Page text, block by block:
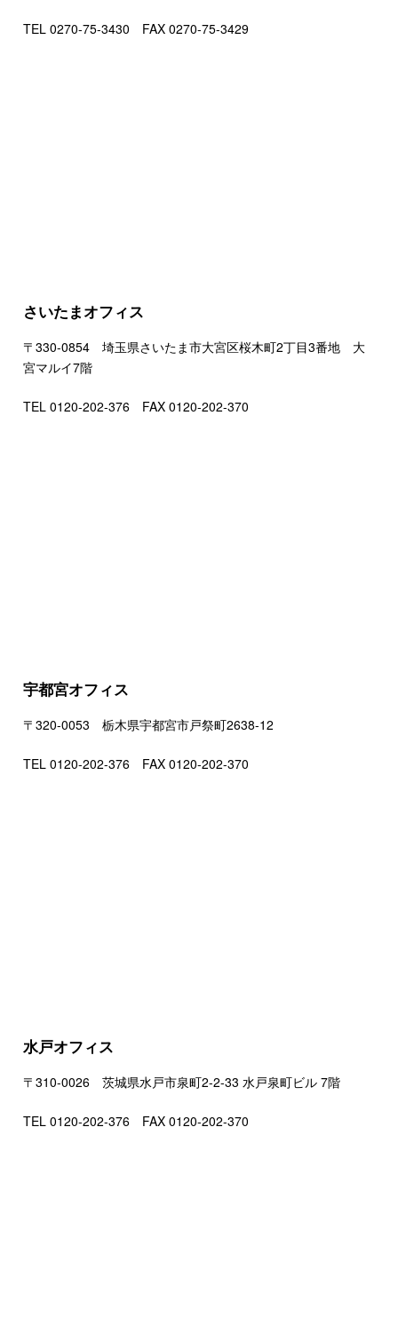
TEL 0270-75-3430 FAX 0270-75-3429
さいたまオフィス
〒330-0854 埼玉県さいたま市大宮区桜木町2丁目3番地 大
宮マルイ7階
TEL 0120-202-376 FAX 0120-202-370
宇都宮オフィス
〒320-0053 栃木県宇都宮市戸祭町2638-12
TEL 0120-202-376 FAX 0120-202-370
水戸オフィス
〒310-0026 茨城県水戸市泉町2-2-33 水戸泉町ビル 7階
TEL 0120-202-376 FAX 0120-202-370